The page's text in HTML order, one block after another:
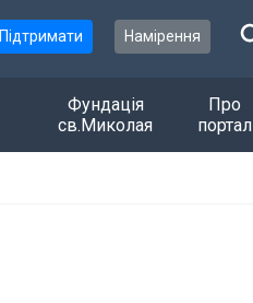
Підтримати Намірення
Фундація
св.Миколая
Про
портал